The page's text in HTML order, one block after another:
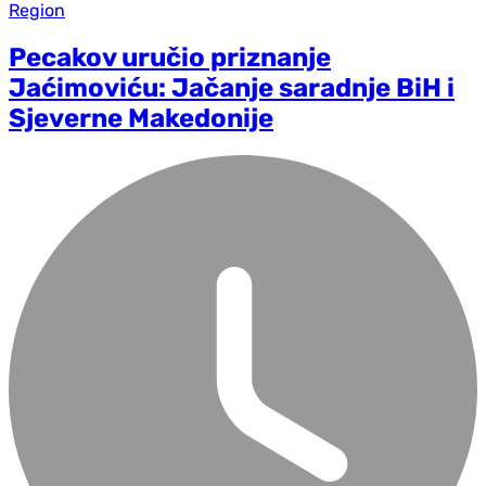
Region
Pecakov uručio priznanje
Jaćimoviću: Jačanje saradnje BiH i
Sjeverne Makedonije